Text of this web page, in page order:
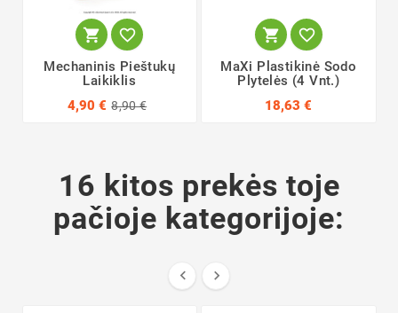
 
Mechaninis Pieštukų
Laikiklis
4,90 € 8,90 €
 
MaXi Plastikinė Sodo
Plytelės (4 Vnt.)
18,63 €
16 kitos prekės toje
pačioje kategorijoje:
 